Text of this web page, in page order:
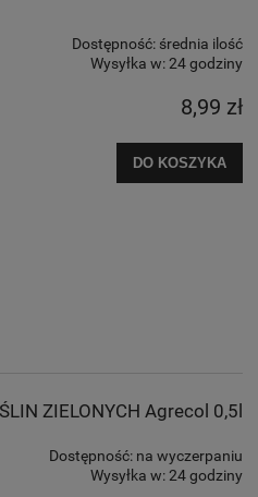
Dostępność: średnia ilość
Wysyłka w:24 godziny
8,99 zł
DO KOSZYKA
ZIELONYCH Agrecol 0,5l
Dostępność: na wyczerpaniu
Wysyłka w:24 godziny